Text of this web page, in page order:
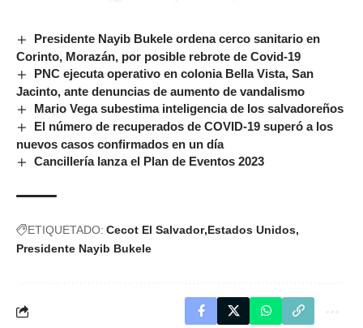
Presidente Nayib Bukele ordena cerco sanitario en
Corinto, Morazán, por posible rebrote de Covid-19
PNC ejecuta operativo en colonia Bella Vista, San
Jacinto, ante denuncias de aumento de vandalismo
Mario Vega subestima inteligencia de los salvadoreños
El número de recuperados de COVID-19 superó a los
nuevos casos confirmados en un día
Cancillería lanza el Plan de Eventos 2023
ETIQUETADO: Cecot El Salvador Estados Unidos
Presidente Nayib Bukele